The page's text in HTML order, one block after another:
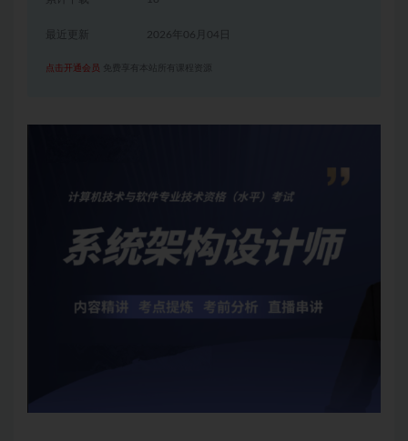
2026年06月04日
点击开通会员 免费享有本站所有课程资源